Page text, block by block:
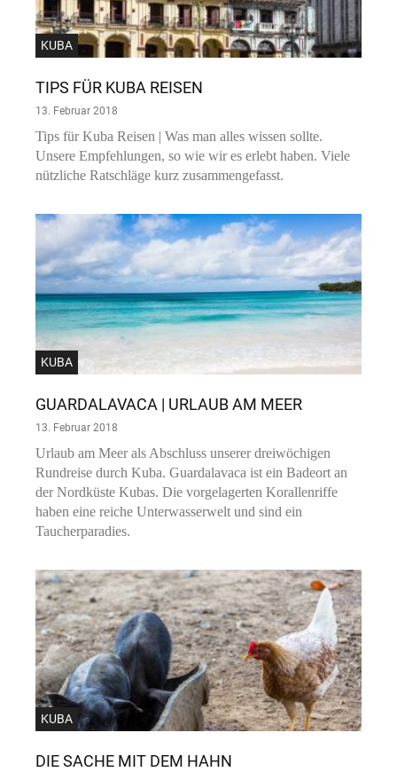
KUBA
TIPS FÜR KUBA REISEN
13. Februar 2018
Tips für Kuba Reisen | Was man alles wissen sollte.
Unsere Empfehlungen, so wie wir es erlebt haben. Viele
nützliche Ratschläge kurz zusammengefasst.
KUBA
GUARDALAVACA | URLAUB AM MEER
13. Februar 2018
Urlaub am Meer als Abschluss unserer dreiwöchigen
Rundreise durch Kuba. Guardalavaca ist ein Badeort an
der Nordküste Kubas. Die vorgelagerten Korallenriffe
haben eine reiche Unterwasserwelt und sind ein
Taucherparadies.
KUBA
DIE SACHE MIT DEM HAHN